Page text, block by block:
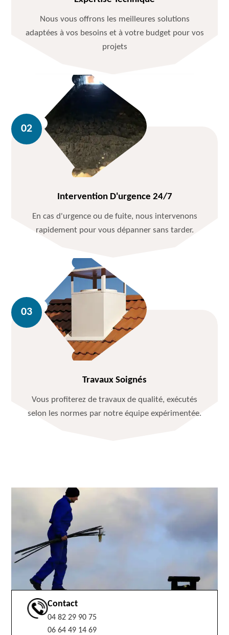
Nous vous offrons les meilleures solutions
adaptées à vos besoins et à votre budget pour vos
projets
Intervention D'urgence 24/7
En cas d'urgence ou de fuite, nous intervenons
rapidement pour vous dépanner sans tarder.
Travaux Soignés
Vous profiterez de travaux de qualité, exécutés
selon les normes par notre équipe expérimentée.
Contact
04 82 29 90 75
06 64 49 14 69